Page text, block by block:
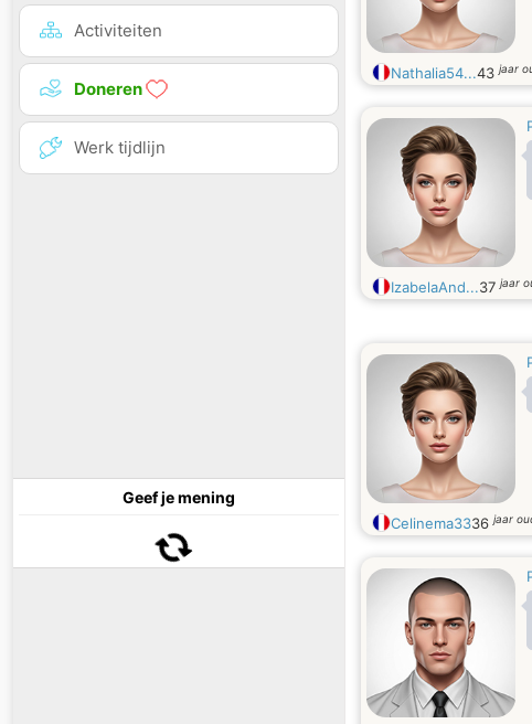
Activiteiten
Doneren
Werk tijdlijn
Geef je mening
Nathalia54...43jaar
IzabelaAnd...37jaar
Celinema3336jaar